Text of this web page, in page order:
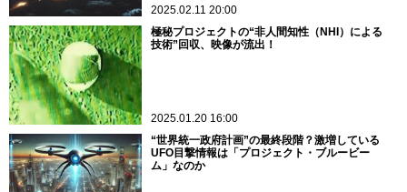
2025.02.11 20:00
極秘プロジェクトの“非人間知性（NHI）による
技術”回収、映像が流出！
2025.01.20 16:00
“世界統一政府計画”の最終段階？激増している
UFO目撃情報は「プロジェクト・ブルービー
ム」なのか